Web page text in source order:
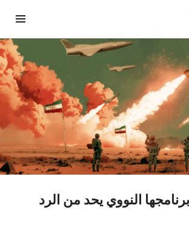
النووي يحد من الرد